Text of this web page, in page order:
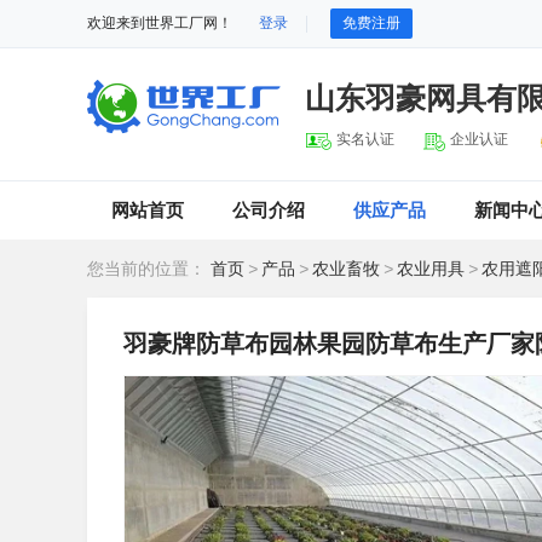
欢迎来到世界工厂网！ 登录 免费注册
山东羽豪网具有
实名认证 企业认证
网站首页 公司介绍 供应产品 新闻中
您当前的位置： 首页 > 产品 > 农业畜牧 > 农业用具 > 农用遮
羽豪牌防草布园林果园防草布生产厂